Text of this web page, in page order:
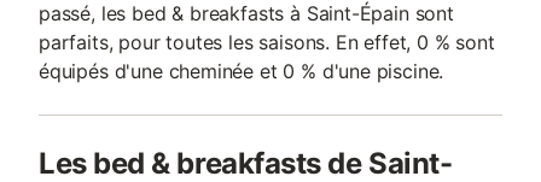
passé, les bed & breakfasts à Saint-Épain sont
parfaits, pour toutes les saisons. En effet, 0 % sont
équipés d'une cheminée et 0 % d'une piscine.
Les bed & breakfasts de Saint-